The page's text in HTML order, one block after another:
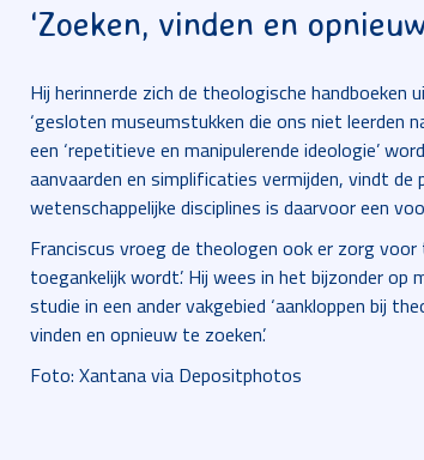
‘Zoeken, vinden en
Hij herinnerde zich de theologische handboeken
‘gesloten museumstukken die ons niet leerden
een ‘repetitieve en manipulerende ideologie’
aanvaarden en simplificaties vermijden, vindt de
wetenschappelijke disciplines is daarvoor een
Franciscus vroeg de theologen ook er zorg
toegankelijk wordt’. Hij wees in het bijzonder op
studie in een ander vakgebied ‘aankloppen bij
vinden en opnieuw te zoeken’.
Foto: Xantana via Depositphotos